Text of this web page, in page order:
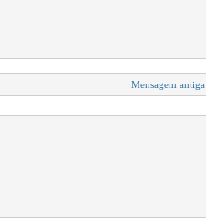
Mensagem antiga